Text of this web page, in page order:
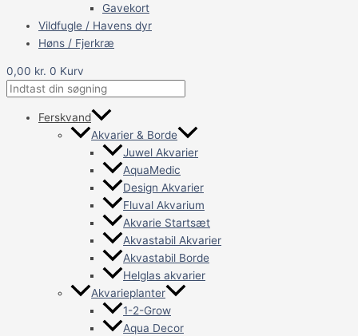
Gavekort
Vildfugle / Havens dyr
Høns / Fjerkræ
0,00 kr. 0 Kurv
Ferskvand
Akvarier & Borde
Juwel Akvarier
AquaMedic
Design Akvarier
Fluval Akvarium
Akvarie Startsæt
Akvastabil Akvarier
Akvastabil Borde
Helglas akvarier
Akvarieplanter
1-2-Grow
Aqua Decor